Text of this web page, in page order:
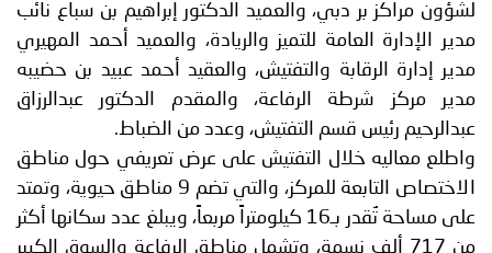
لشؤون مراكز بر دبي، والعميد الدكتور إبراهيم بن سباع نائب
مدير الإدارة العامة للتميز والريادة، والعميد أحمد المهيري
مدير إدارة الرقابة والتفتيش، والعقيد أحمد عبيد بن حضيبه
مدير مركز شرطة الرفاعة، والمقدم الدكتور عبدالرزاق
عبدالرحيم رئيس قسم التفتيش، وعدد من الضباط.
واطلع معاليه خلال التفتيش على عرض تعريفي حول مناطق
الاختصاص التابعة للمركز، والتي تضم 9 مناطق حيوية، وتمتد
على مساحة تُقدر بـ16 كيلومتراً مربعاً، ويبلغ عدد سكانها أكثر
من 717 ألف نسمة، وتشمل مناطق الرفاعة والسوق الكبير